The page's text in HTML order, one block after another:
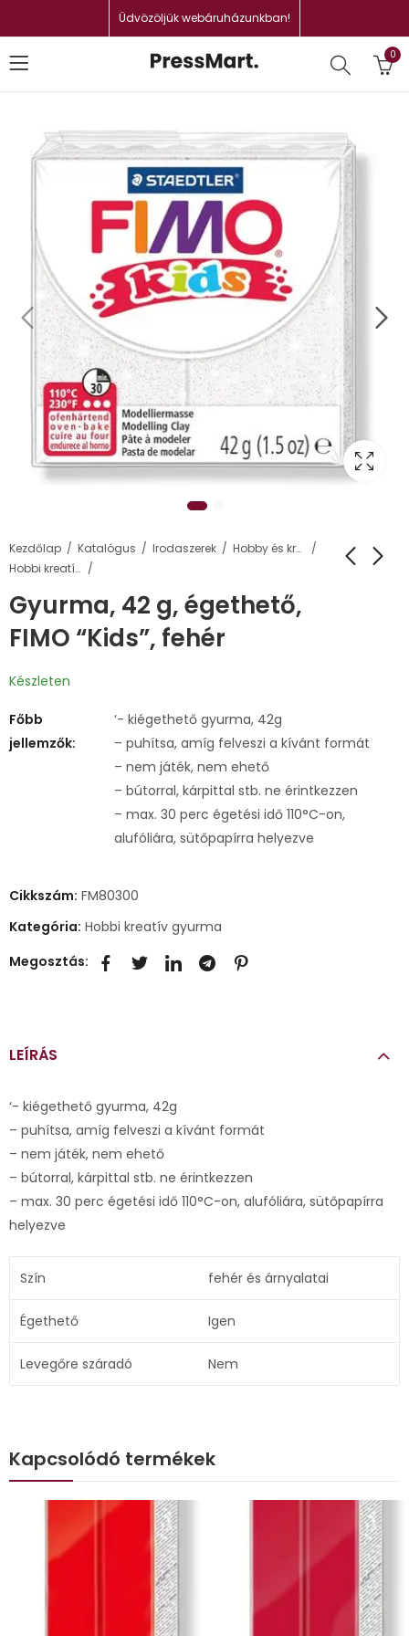
Üdvözöljük webáruházunkban!
0
Kezdőlap Katalógus Irodaszerek
Hobby és kreatív termékek
Hobbi kreatív gyurma
Gyurma, 42 g, égethető,
FIMO “Kids”, fehér
Készleten
Főbb
jellemzők:
‘- kiégethető gyurma, 42g
– puhítsa, amíg felveszi a kívánt formát
– nem játék, nem ehető
– bútorral, kárpittal stb. ne érintkezzen
– max. 30 perc égetési idő 110°C-on,
alufóliára, sütőpapírra helyezve
Cikkszám: FM80300
Kategória: Hobbi kreatív gyurma
Megosztás:
LEÍRÁS
‘- kiégethető gyurma, 42g
– puhítsa, amíg felveszi a kívánt formát
– nem játék, nem ehető
– bútorral, kárpittal stb. ne érintkezzen
– max. 30 perc égetési idő 110°C-on, alufóliára, sütőpapírra
helyezve
Szín fehér és árnyalatai
Égethető Igen
Levegőre száradó Nem
Kapcsolódó termékek